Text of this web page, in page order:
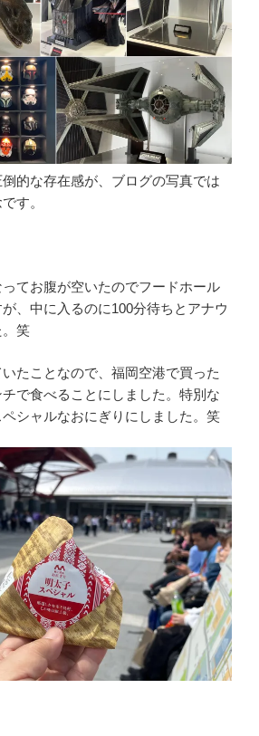
的な存在感が、ブログの写真では
す。
てお腹が空いたのでフードホール
、中に入るのに100分待ちとアナウ
。笑
たことなので、福岡空港で買った
で食べることにしました。特別な
シャルなおにぎりにしました。笑